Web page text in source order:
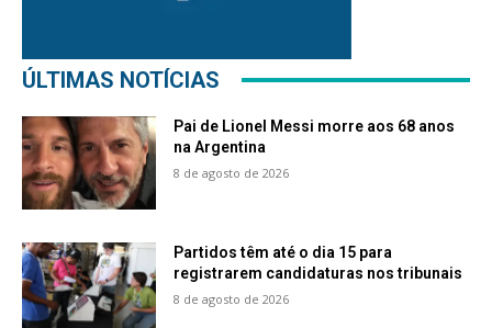
ÚLTIMAS NOTÍCIAS
Pai de Lionel Messi morre aos 68 anos
na Argentina
8 de agosto de 2026
Partidos têm até o dia 15 para
registrarem candidaturas nos tribunais
8 de agosto de 2026